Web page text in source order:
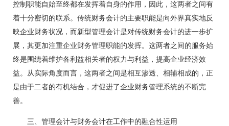
控制职能自始至终都在发挥着自身的作用，因此，这两者之间有
着十分密切的联系。传统财务会计的主要职能是向外界真实地反
映企业财务状况，而新型管理会计是对传统财务会计的进一步扩
展，其更加注重企业财务管理职能的发挥。这两者之间的服务始
终是围绕着维护各利益相关者的权力与利益，提高企业经济效
益。从实际角度而言，这两者之间是相互渗透、相辅相成的，正
是由于二者的有机结合，才促进了企业财务管理系统的不断完
善。
三、管理会计与财务会计在工作中的融合性运用